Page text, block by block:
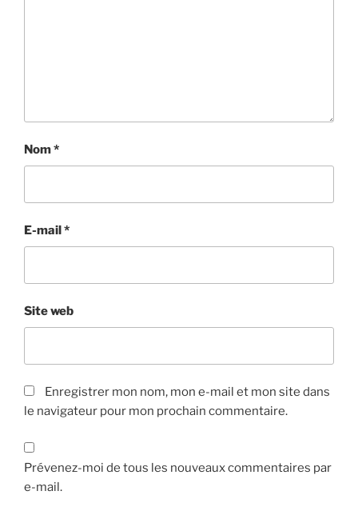
Nom*
E-mail*
Site web
Enregistrer mon nom, mon e-mail et mon site dans
le navigateur pour mon prochain commentaire.
Prévenez-moi de tous les nouveaux commentaires par
e-mail.